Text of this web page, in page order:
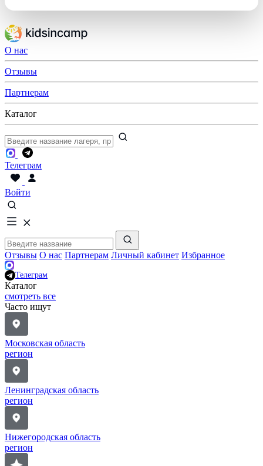
О нас
Отзывы
Партнерам
Каталог
Телеграм
Войти
Отзывы О нас Партнерам Личный кабинет Избранное
Телеграм
Каталог
смотреть все
Часто ищут
Московская область
регион
Ленинградская область
регион
Нижегородская область
регион